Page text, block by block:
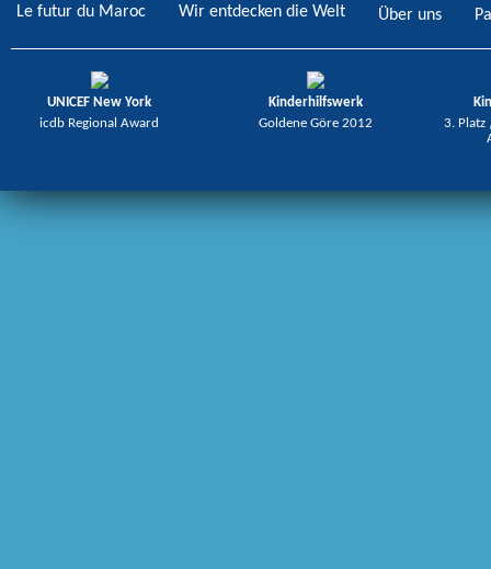
Le futur du Maroc Wir entdecken die Welt Über uns
UNICEF New York
icdb Regional Award
Kinderhilfswerk
Goldene Göre 2012
3. Platz